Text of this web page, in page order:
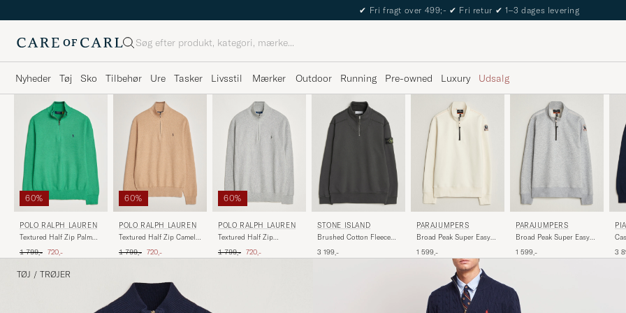
The Care of Carl Passport
Søg
Nyheder Tøj Sko Tilbehør Ure Tasker Livsstil Mærker Outdoor Running Pre-owned Luxury Udsalg
60%
POLO RALPH LAUREN
Textured Half Zip Palm
Ordinary pris
1 799,- Nedsat pris
720,-
60%
POLO RALPH LAUREN
Textured Half Zip Camel
Ordinary pris
1 799,- Nedsat pris
720,-
60%
POLO RALPH LAUREN
Textured Half Zip
Ordinary pris
1 799,- Nedsat pris
720,-
STONE ISLAND
Brushed Cotton Fleece
3 199,-
PARAJUMPERS
Broad Peak Super Easy
Ivory
1 599,-
PARAJUMPERS
Broad Peak Super Easy
Grey Melange
1 599,- 3
TØJ / TRØJER